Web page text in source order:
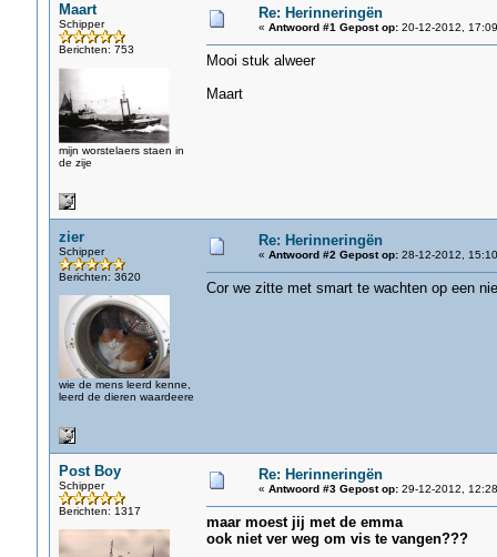
Maart
Schipper
Berichten: 753
mijn worstelaers staen in
de zije
Re: Herinneringën
« Antwoord #1 Gepost op:20-12-2012,
Mooi stuk alweer
Maart
zier
Schipper
Berichten: 3620
wie de mens leerd kenne,
leerd de dieren waardeere
Re: Herinneringën
« Antwoord #2 Gepost op:28-12-2012,
Cor we zitte met smart te wachten op een
Post Boy
Schipper
Berichten: 1317
Re: Herinneringën
« Antwoord #3 Gepost op:29-12-2012,
maar moest jij met de emma
ook niet ver weg om vis te vangen???